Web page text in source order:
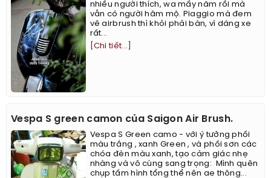
nhiều người thích, wa mấy năm rồi mà
vẫn có người hâm mộ. Piaggio mà đem
vẽ airbrush thì khỏi phải bàn, vì dáng xe
rất...
[Chi tiết...]
Vespa S green camon của Saigon Air Brush.
Vespa S Green camo - với ý tưởng phối
màu trắng , xanh Green , và phối sơn các
chóa đèn màu xanh, tạo cảm giác nhẹ
nhàng và vô cùng sang trọng: ​​​​ ​Mình quên
chụp tấm hình tổng thể nên ae thông...